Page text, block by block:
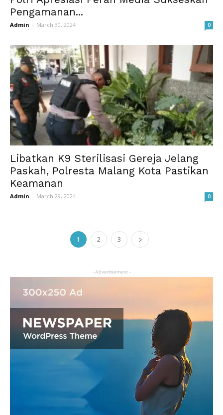
Pengamanan...
Admin - March 30, 2024 0
Libatkan K9 Sterilisasi Gereja Jelang
Paskah, Polresta Malang Kota Pastikan
Keamanan
Admin - March 29, 2024 0
1 2 3
- Advertisement -